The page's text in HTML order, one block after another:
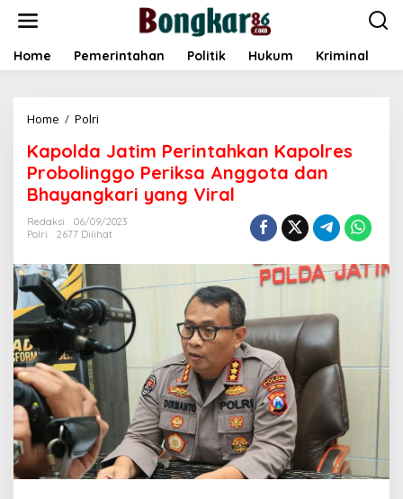
t
Home Pemerintahan Politik Hukum Kriminal
Home / Polri
p
o
d
a
J
t
i
m
P
e
r
a
h
k
a
n
Kapolda Jatim Perintahkan Kapolres
Probolinggo Periksa Anggota dan
Bhayangkari yang Viral
Redaksi
06/09/2023
Polri
2677 Dilihat